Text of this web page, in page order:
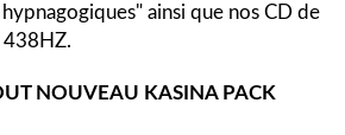
ainsi que nos CD de
438HZ.
NOUVEAU KASINA PACK